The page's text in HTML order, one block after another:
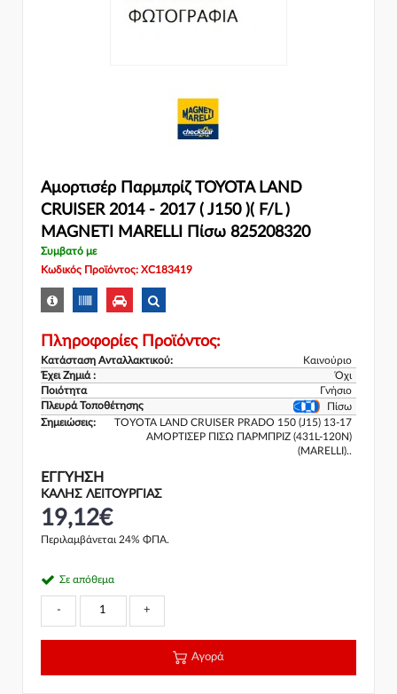
Αμορτισέρ Παρμπρίζ TOYOTA LAND
CRUISER 2014 - 2017 ( J150 )( F/L )
MAGNETI MARELLI Πίσω 825208320
Συμβατό με
Κωδικός Προϊόντος: XC183419
Πληροφορίες Προϊόντος:
Κατάσταση Ανταλλακτικού:
Καινούριο
Έχει Ζημιά :
Όχι
Ποιότητα
Γνήσιο
Πλευρά Τοποθέτησης
Πίσω
Σημειώσεις:
TOYOTA LAND CRUISER PRADO 150 (J15) 13-17
ΑΜΟΡΤΙΣΕΡ ΠΙΣΩ ΠΑΡΜΠΡΙΖ (431L-120N)
(MARELLI)..
ΕΓΓΎΗΣΗ
ΚΑΛΗΣ ΛΕΙΤΟΥΡΓΙΑΣ
19,12€
Περιλαμβάνεται 24% ΦΠΑ.
Σε απόθεμα
- +
Αγορά